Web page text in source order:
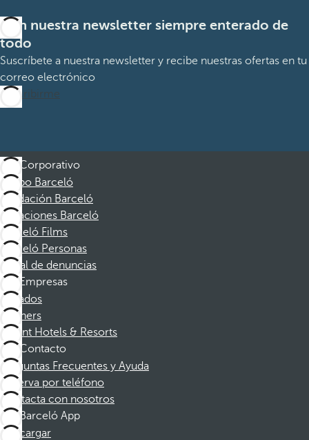
Con nuestra newsletter siempre enterado de
todo
Suscríbete a nuestra newsletter y recibe nuestras ofertas en tu
correo electrónico
Suscribirme
Corporativo
Grupo Barceló
Fundación Barceló
Vacaciones Barceló
Barceló Films
Barceló Personas
Canal de denuncias
Empresas
Afiliados
Partners
Dorint Hotels & Resorts
Contacto
Preguntas Frecuentes y Ayuda
Reserva por teléfono
Contacta con nosotros
Barceló App
Descargar